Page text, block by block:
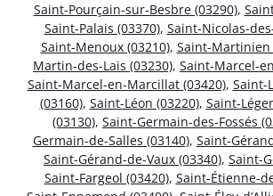
Saint-Pourçain-sur-Besbre (03290),
Saint-Palais (03370), Saint-Nicolas-
Saint-Menoux (03210), Saint-Martinien
Martin-des-Lais (03230), Saint-Marcel-
Saint-Marcel-en-Marcillat (03420), Saint-
(03160), Saint-Léon (03220), Saint-
(03130), Saint-Germain-des-Fossés
Germain-de-Salles (03140), Saint-
Saint-Gérand-de-Vaux (03340), Saint-
Saint-Fargeol (03420), Saint-Étienne-